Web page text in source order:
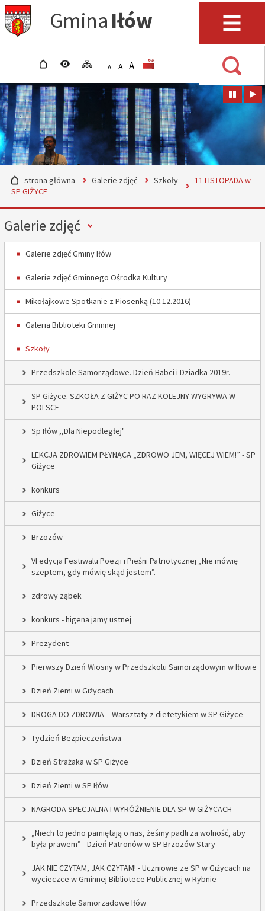
Przejdź do głównego
menu
Przejdź do treści
Przejdź do wyszukiwarki
Przejdź do mapy serwisu
Gmina Iłów Menu
strona głównawersja kontrastowa
mapa serwisu
APOMNIEJSZ CZCIONKĘ
A STANDARDOWY ROZMIAR
A POWIĘKSZ CZCIONKĘ
rozmiar czcionki
strona główna Galerie zdjęć Szkoły
11 LISTOPADA w
SP GIŻYCE
Menu
Galerie zdjęć
Galerie zdjęć Gminy Iłów
Galerie zdjęć Gminnego Ośrodka Kultury
Mikołajkowe Spotkanie z Piosenką (10.12.2016)
Galeria Biblioteki Gminnej
Szkoły
Przedszkole Samorządowe. Dzień Babci i Dziadka 2019r.
SP Giżyce. SZKOŁA Z GIŻYC PO RAZ KOLEJNY WYGRYWA W
POLSCE
Sp Iłów ,,Dla Niepodległej"
LEKCJA ZDROWIEM PŁYNĄCA „ZDROWO JEM, WIĘCEJ WIEM!” - SP
Giżyce
konkurs
Giżyce
Brzozów
VI edycja Festiwalu Poezji i Pieśni Patriotycznej „Nie mówię
szeptem, gdy mówię skąd jestem”.
zdrowy ząbek
konkurs - higena jamy ustnej
Prezydent
Pierwszy Dzień Wiosny w Przedszkolu Samorządowym w Iłowie
Dzień Ziemi w Giżycach
DROGA DO ZDROWIA – Warsztaty z dietetykiem w SP Giżyce
Tydzień Bezpieczeństwa
Dzień Strażaka w SP Giżyce
Dzień Ziemi w SP Iłów
NAGRODA SPECJALNA I WYRÓŻNIENIE DLA SP W GIŻYCACH
„Niech to jedno pamiętają o nas, żeśmy padli za wolność, aby
była prawem” - Dzień Patronów w SP Brzozów Stary
JAK NIE CZYTAM, JAK CZYTAM! - Uczniowie ze SP w Giżycach na
wycieczce w Gminnej Bibliotece Publicznej w Rybnie
Przedszkole Samorządowe Iłów